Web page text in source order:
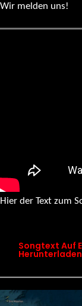
Wir melden uns!
Hier der Text zum
Songtext Auf
Herunterladen